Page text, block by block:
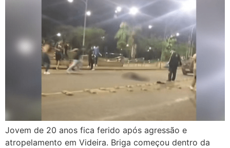
Jovem de 20 anos fica ferido após agressão e
atropelamento em Videira. Briga começou dentro da